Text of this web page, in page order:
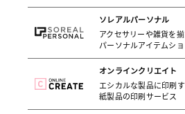
ソレアルパーソナル
アクセサリーや雑貨を
パーソナルアイテムシ
オンラインクリエイト
エシカルな製品に印刷
紙製品の印刷サービス